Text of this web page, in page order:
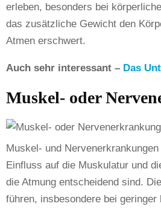
erleben, besonders bei
das zusätzliche Gewicht den
Atmen erschwert.
Auch sehr interessant – Das
Muskel- oder
Muskel- und
Einfluss auf die Muskulatur und
die Atmung entscheidend sind.
führen, insbesondere bei